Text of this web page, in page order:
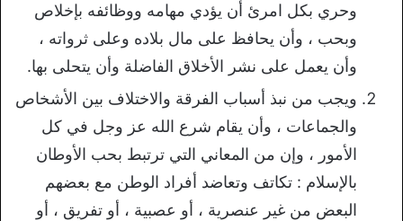
وحري بكل امرئ أن يؤدي مهامه ووظائفه بإخلاص
وبحب ، وأن يحافظ على مال بلاده وعلى ثرواته ،
وأن يعمل على نشر الأخلاق الفاضلة وأن يتحلى بها.
ويجب من نبذ أسباب الفرقة والاختلاف بين الأشخاص
والجماعات ، وأن يقام شرع الله عز وجل في كل
الأمور ، وإن من المعاني التي ترتبط بحب الأوطان
بالإسلام : تكاتف وتعاضد أفراد الوطن مع بعضهم
البعض من غير عنصرية ، أو عصبية ، أو تفريق ، أو